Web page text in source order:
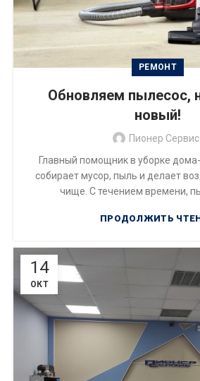
РЕМОНТ
Обновляем пылесос,
новый!
Пионер Сервис
Главный помощник в уборке
собирает мусор, пыль и делает
чище. С течением времени,
ПРОДОЛЖИТЬ
14
ОКТ